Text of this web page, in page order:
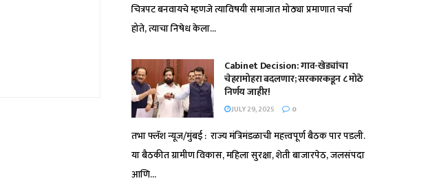
चित्रपट बनवायचे म्हणजे त्याविषयी समाजात मोठ्या प्रमाणात चर्चा
होते, त्याचा निषेध केला...
Cabinet Decision: गाव-खेड्यांचा
चेहरामोहरा बदलणार; सरकारकडून ८ मोठे
निर्णय जाहीर!
JULY 29, 2025 0
तभा फ्लॅश न्यूज/मुंबई : राज्य मंत्रिमंडळाची महत्त्वपूर्ण बैठक पार पडली.
या बैठकीत ग्रामीण विकास, महिला सुरक्षा, शेती बाजारपेठ, जलसंपदा
आणि...